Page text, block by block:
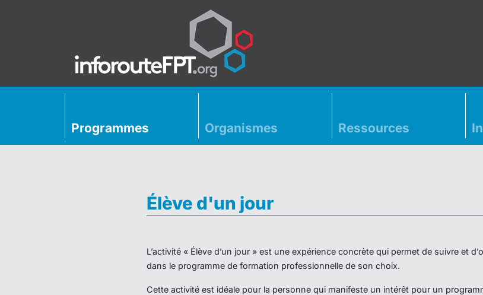
Programmes Organismes Ressources
Élève d'un jour
L’activité « Élève d’un jour » est une expérience concrète qui permet de suivre et
dans le programme de formation professionnelle de son choix.
Cette activité est idéale pour la personne qui manifeste un intérêt pour un